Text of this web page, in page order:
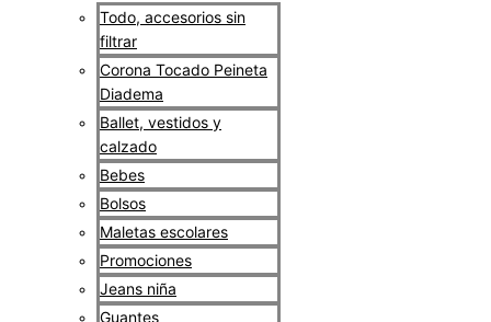
Todo, accesorios sin
filtrar
Corona Tocado Peineta
Diadema
Ballet, vestidos y
calzado
Bebes
Bolsos
Maletas escolares
Promociones
Jeans niña
Guantes